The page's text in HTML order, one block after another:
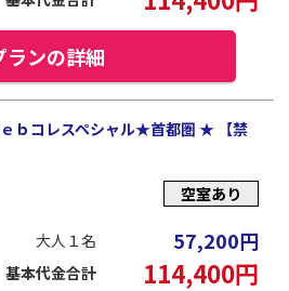
ランの詳細
ｂコレスペシャル★首都圏 ★ 【禁
空室あり
大人１名 57,200円
基本代金合計 114,400円